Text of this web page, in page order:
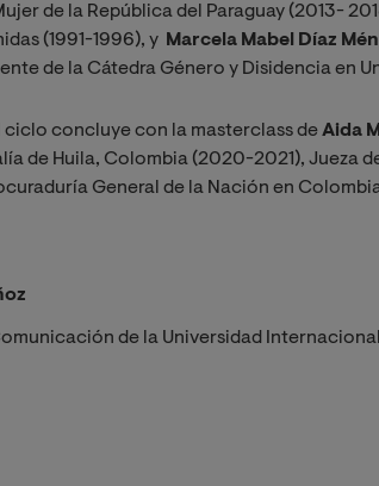
de la República del Paraguay (2013-
(1991-1996), y Marcela Mabel Díaz
de la Cátedra Género y Disidencia en
ciclo concluye con la masterclass deAida
de Huila, Colombia (2020-2021), Jueza
General de la Nación en
de la Universidad